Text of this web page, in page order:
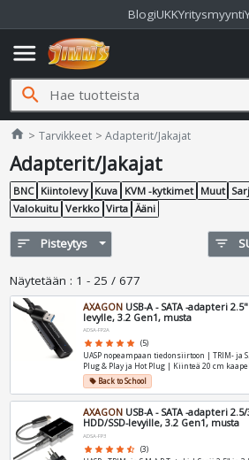
BlogiUKKYritysmyynti
menu
search
home Jimms.fi
Tarvikkeet Adapterit/Jakajat
Adapterit/Jakajat
BNC Kiintolevy Kuva KVM -kytkimet Muut
Valokuitu Verkko Virta Ääni
sort Pisteytys filter_list
Näytetään : 1 - 25 / 677
AXAGON USB-A - SATA -adapteri
levylle, 3.2 Gen1, musta
ADSA-FP2A
star star star star star (5)
UASP nopeampaan tiedonsiirtoon | TRIM- ja
Plug & Play ja Hot Plug | Kiinteä 20 cm
local_offerBack to School
AXAGON USB-A - SATA -adapteri
HDD/SSD-levyille, 3.2 Gen1, musta
ADSA-FP3
star star star star star_half (3)